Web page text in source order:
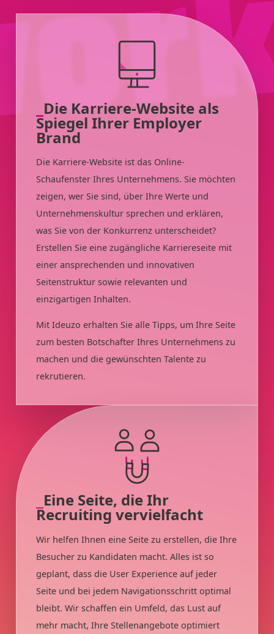
Die Karriere-Website als
Spiegel Ihrer Employer
Brand
Die Karriere-Website ist das Online-
Schaufenster Ihres Unternehmens. Sie möchten
zeigen, wer Sie sind, über Ihre Werte und
Unternehmenskultur sprechen und erklären,
was Sie von der Konkurrenz unterscheidet?
Erstellen Sie eine zugängliche Karriereseite mit
einer ansprechenden und innovativen
Seitenstruktur sowie relevanten und
einzigartigen Inhalten.
Mit Ideuzo erhalten Sie alle Tipps, um Ihre Seite
zum besten Botschafter Ihres Unternehmens zu
machen und die gewünschten Talente zu
rekrutieren.
Eine Seite, die Ihr
Recruiting vervielfacht
Wir helfen Ihnen eine Seite zu erstellen, die Ihre
Besucher zu Kandidaten macht. Alles ist so
geplant, dass die User Experience auf jeder
Seite und bei jedem Navigationsschritt optimal
bleibt. Wir schaffen ein Umfeld, das Lust auf
mehr macht, Ihre Stellenangebote optimiert